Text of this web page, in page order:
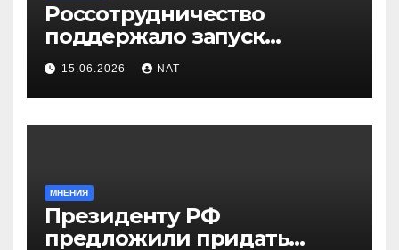
Россотрудничество
поддержало запуск
инклюзивного таксопарка в
Западно-Казахстанской
области
15.06.2026 NAT
МНЕНИЯ
Президенту РФ
предложили придать